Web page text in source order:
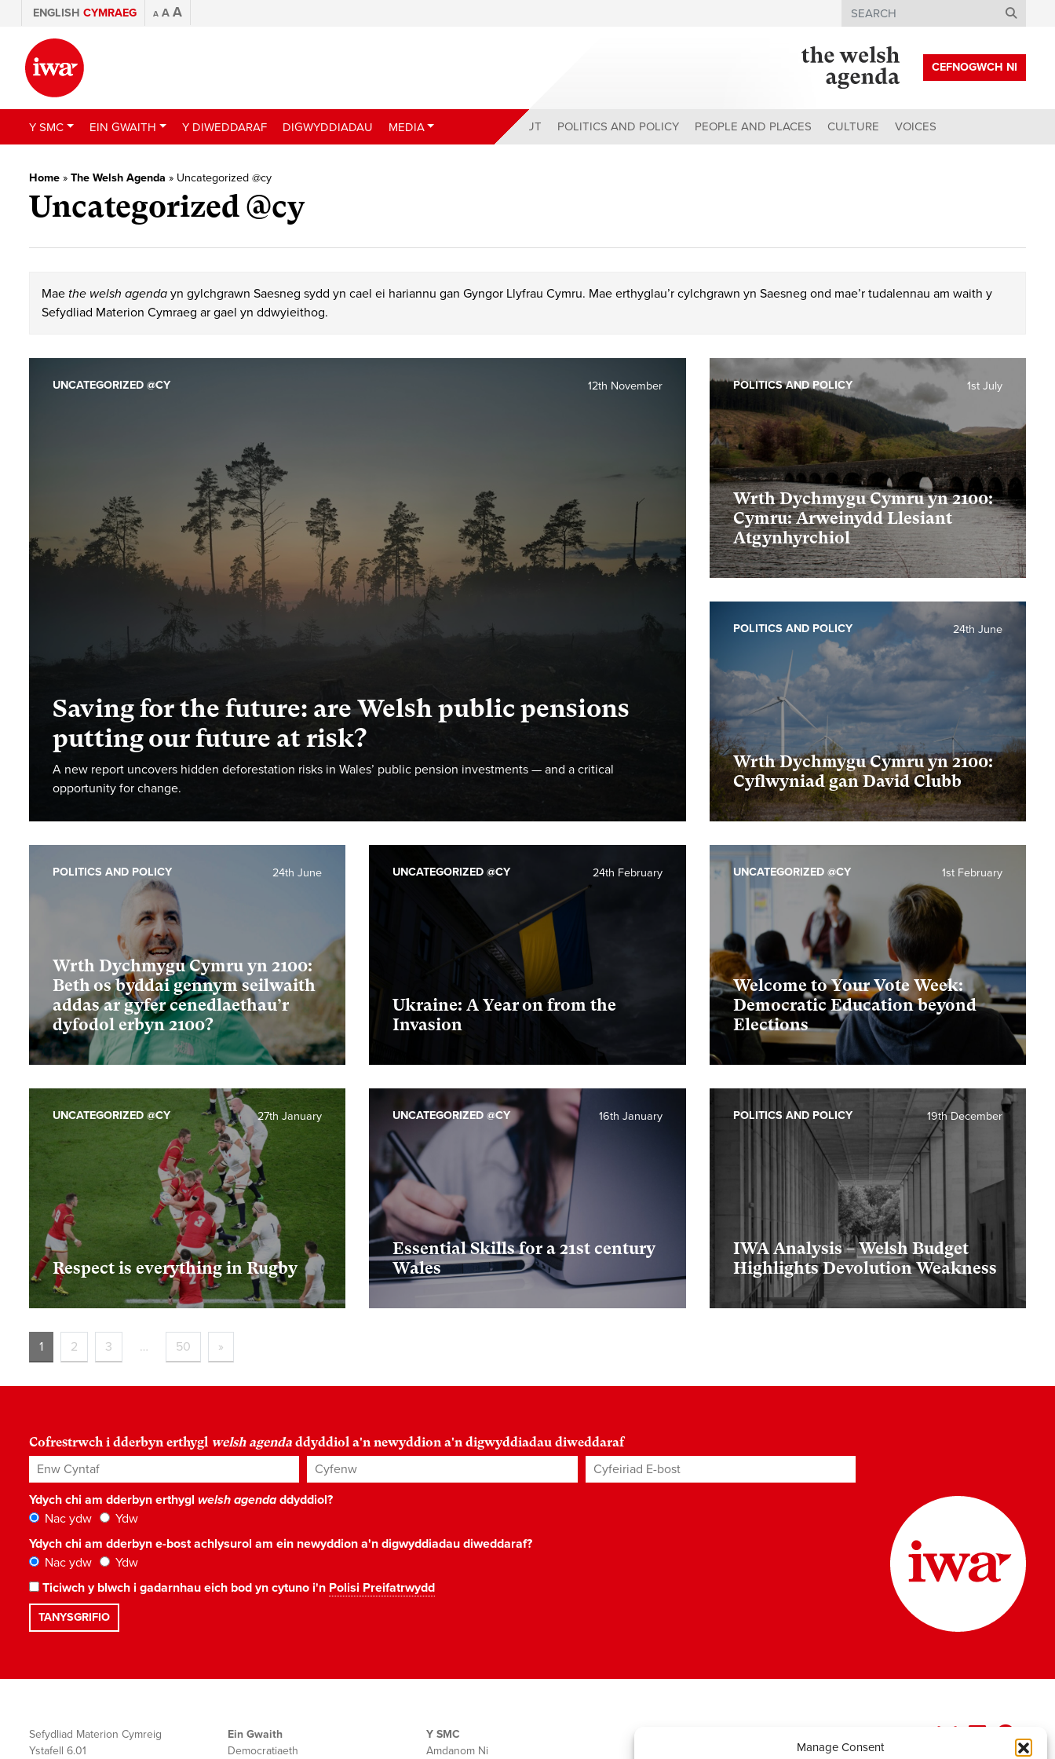
Manage Consent
ENGLISH CYMRAEG A A A Search
CEFNOGWCH NI
Y SMC EIN GWAITH Y DIWEDDARAF DIGWYDDIADAU MEDIA ABOUT POLITICS AND POLICY PEOPLE AND PLACES CULTURE VOICES
Home » The Welsh Agenda » Uncategorized @cy
Uncategorized @cy
Mae the welsh agenda yn gylchgrawn Saesneg sydd yn cael ei hariannu gan Gyngor Llyfrau Cymru. Mae erthyglau’r cylchgrawn yn Saesneg ond mae’r tudalennau am waith y
Sefydliad Materion Cymraeg ar gael yn ddwyieithog.
Saving for the future: are Welsh public pensions
putting our future at risk?
A new report uncovers hidden deforestation risks in Wales’ public pension investments — and a critical
opportunity for change.
12th November
UNCATEGORIZED @CY
Wrth Dychmygu Cymru yn 2100:
Cymru: Arweinydd Llesiant
Atgynhyrchiol
1st July
POLITICS AND POLICY
Wrth Dychmygu Cymru yn 2100:
Cyflwyniad gan David Clubb
24th June
POLITICS AND POLICY
Wrth Dychmygu Cymru yn 2100:
Beth os byddai gennym seilwaith
addas ar gyfer cenedlaethau’r
dyfodol erbyn 2100?
24th June
POLITICS AND POLICY
Ukraine: A Year on from the
Invasion
24th February
UNCATEGORIZED @CY
Welcome to Your Vote Week:
Democratic Education beyond
Elections
1st February
UNCATEGORIZED @CY
Respect is everything in Rugby
27th January
UNCATEGORIZED @CY
Essential Skills for a 21st century
Wales
16th January
UNCATEGORIZED @CY
IWA Analysis – Welsh Budget
Highlights Devolution Weakness
19th December
POLITICS AND POLICY
1 2 3 … 50 »
Cofrestrwch i dderbyn erthygl welsh agenda ddyddiol a'n newyddion a'n digwyddiadau diweddaraf
Enw Cyntaf Cyfenw Cyfeiriad E-bost*
Ydych chi am dderbyn erthygl welsh agendaddyddiol?
Nac ydw
Ydw
Ydych chi am dderbyn e-bost achlysurol am ein newyddion a'n digwyddiadau diweddaraf?
Nac ydw
Ydw
Ticiwch y blwch i gadarnhau eich bod yn cytuno i'n Polisi Preifatrwydd
Sefydliad Materion Cymreig
Ystafell 6.01
Ein Gwaith
Democratiaeth
Y SMC
Amdanom Ni